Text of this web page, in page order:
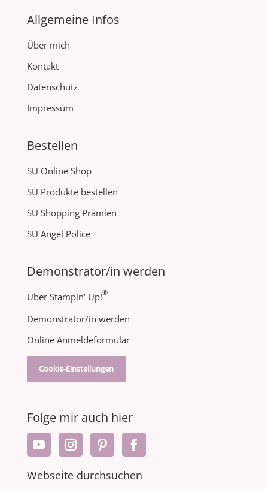
Allgemeine Infos
Über mich
Kontakt
Datenschutz
Impressum
Bestellen
SU Online Shop
SU Produkte bestellen
SU Shopping Prämien
SU Angel Police
Demonstrator/in werden
Über Stampin‘ Up!®
Demonstrator/in werden
Online Anmeldeformular
Cookie-Einstellungen
Folge mir auch hier
Webseite durchsuchen